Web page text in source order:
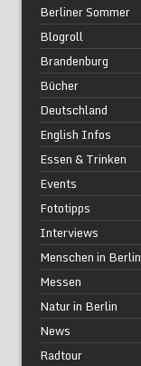
Berliner Sommer
Blogroll
Brandenburg
Bücher
Deutschland
English Infos
Essen & Trinken
Events
Fototipps
Interviews
Menschen in Berlin
Messen
Natur in Berlin
News
Radtour